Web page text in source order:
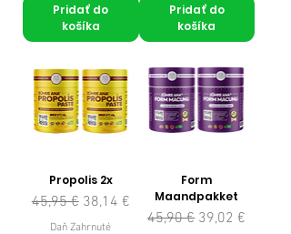
Pridať do
košíka
Pridať do
košíka
Propolis 2x
Normálna cena
45,95 € Zľavnená cena
38,14 €
Daň Zahrnuté
Form
Maandpakket
Normálna cena
45,90 € Zľavnená cena
39,02 €